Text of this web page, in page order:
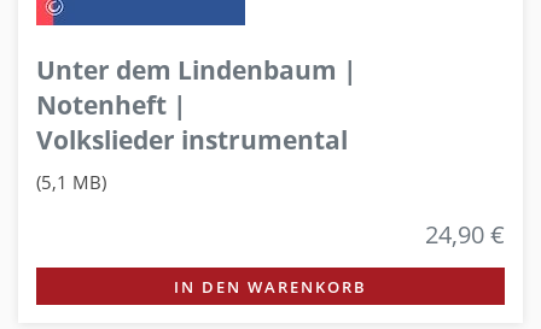
Unter dem Lindenbaum |
Notenheft |
Volkslieder instrumental
(5,1 MB)
24,90 €
IN DEN WARENKORB